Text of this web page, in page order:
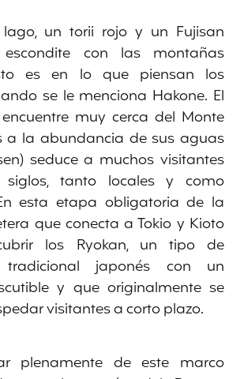
un torii rojo y un Fujisan
con las montañas
es en lo que piensan los
se le menciona Hakone. El
muy cerca del Monte
a la abundancia de sus aguas
seduce a muchos visitantes
siglos, tanto locales y como
esta etapa obligatoria de la
que conecta a Tokio y Kioto
los Ryokan, un tipo de
tradicional japonés con un
y que originalmente se
visitantes a corto plazo.
plenamente de este marco